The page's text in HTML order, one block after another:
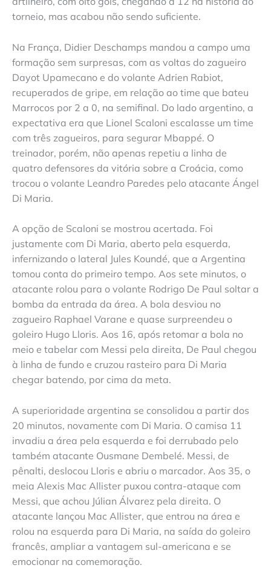
torneio, mas acabou não sendo suficiente.
Na França, Didier Deschamps mandou a campo uma
formação sem surpresas, com as voltas do zagueiro
Dayot Upamecano e do volante Adrien Rabiot,
recuperados de gripe, em relação ao time que bateu
Marrocos por 2 a 0, na semifinal. Do lado argentino, a
expectativa era que Lionel Scaloni escalasse um time
com três zagueiros, para segurar Mbappé. O
treinador, porém, não apenas repetiu a linha de
quatro defensores da vitória sobre a Croácia, como
trocou o volante Leandro Paredes pelo atacante Ángel
Di Maria.
A opção de Scaloni se mostrou acertada. Foi
justamente com Di Maria, aberto pela esquerda,
infernizando o lateral Jules Koundé, que a Argentina
tomou conta do primeiro tempo. Aos sete minutos, o
atacante rolou para o volante Rodrigo De Paul soltar a
bomba da entrada da área. A bola desviou no
zagueiro Raphael Varane e quase surpreendeu o
goleiro Hugo Lloris. Aos 16, após retomar a bola no
meio e tabelar com Messi pela direita, De Paul chegou
à linha de fundo e cruzou rasteiro para Di Maria
chegar batendo, por cima da meta.
A superioridade argentina se consolidou a partir dos
20 minutos, novamente com Di Maria. O camisa 11
invadiu a área pela esquerda e foi derrubado pelo
também atacante Ousmane Dembelé. Messi, de
pênalti, deslocou Lloris e abriu o marcador. Aos 35, o
meia Alexis Mac Allister puxou contra-ataque com
Messi, que achou Júlian Álvarez pela direita. O
atacante lançou Mac Allister, que entrou na área e
rolou na esquerda para Di Maria, na saída do goleiro
francês, ampliar a vantagem sul-americana e se
emocionar na comemoração.